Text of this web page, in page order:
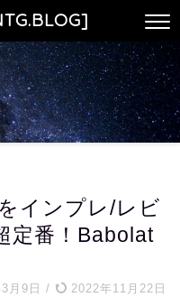
インプレ/レビ
定番！Babolat
月9日 / 2022年11月22日